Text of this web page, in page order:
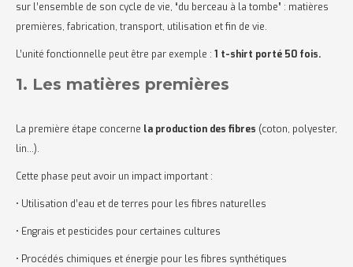
sur l’ensemble de son cycle de vie, “du berceau à la tombe” : matières
premières, fabrication, transport, utilisation et fin de vie.
L’unité fonctionnelle peut être par exemple : 1 t-shirt porté 50 fois.
1. Les matières premières
La première étape concerne la production des fibres (coton, polyester,
lin…).
Cette phase peut avoir un impact important :
• Utilisation d’eau et de terres pour les fibres naturelles
• Engrais et pesticides pour certaines cultures
• Procédés chimiques et énergie pour les fibres synthétiques